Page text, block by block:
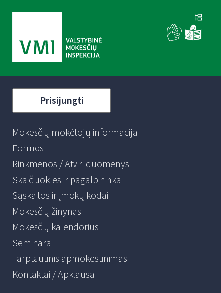
Prisijungti
Mokesčių mokėtojų informacija
Formos
Rinkmenos / Atviri duomenys
Skaičiuoklės ir pagalbininkai
Sąskaitos ir įmokų kodai
Mokesčių žinynas
Mokesčių kalendorius
Seminarai
Tarptautinis apmokestinimas
Kontaktai / Apklausa